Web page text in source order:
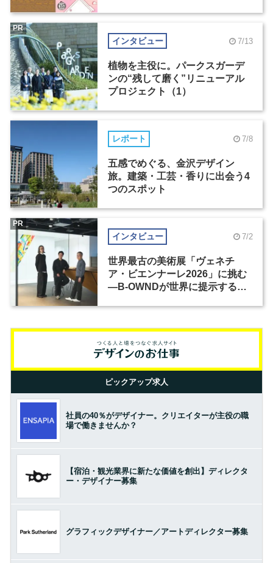
インタビュー 7/13
植物を主役に。パークスガーデ
ンの“残して磨く”リニューアル
プロジェクト（1）
PR
レポート 7/8
五感でめぐる、金沢デザイン
旅。建築・工芸・香りに出会う4
つのスポット
インタビュー 7/2
世界最古の美術展「ヴェネチ
ア・ビエンナーレ2026」に挑む
―B-OWNDが世界に提示する美
PR
ピックアップ求人
社員の40％がデザイナー。クリエイターが主役の職
場で働きませんか？
【宿泊・観光業界に新たな価値を創出】ディレクタ
ー・デザイナー募集
グラフィックデザイナー／アートディレクター募集